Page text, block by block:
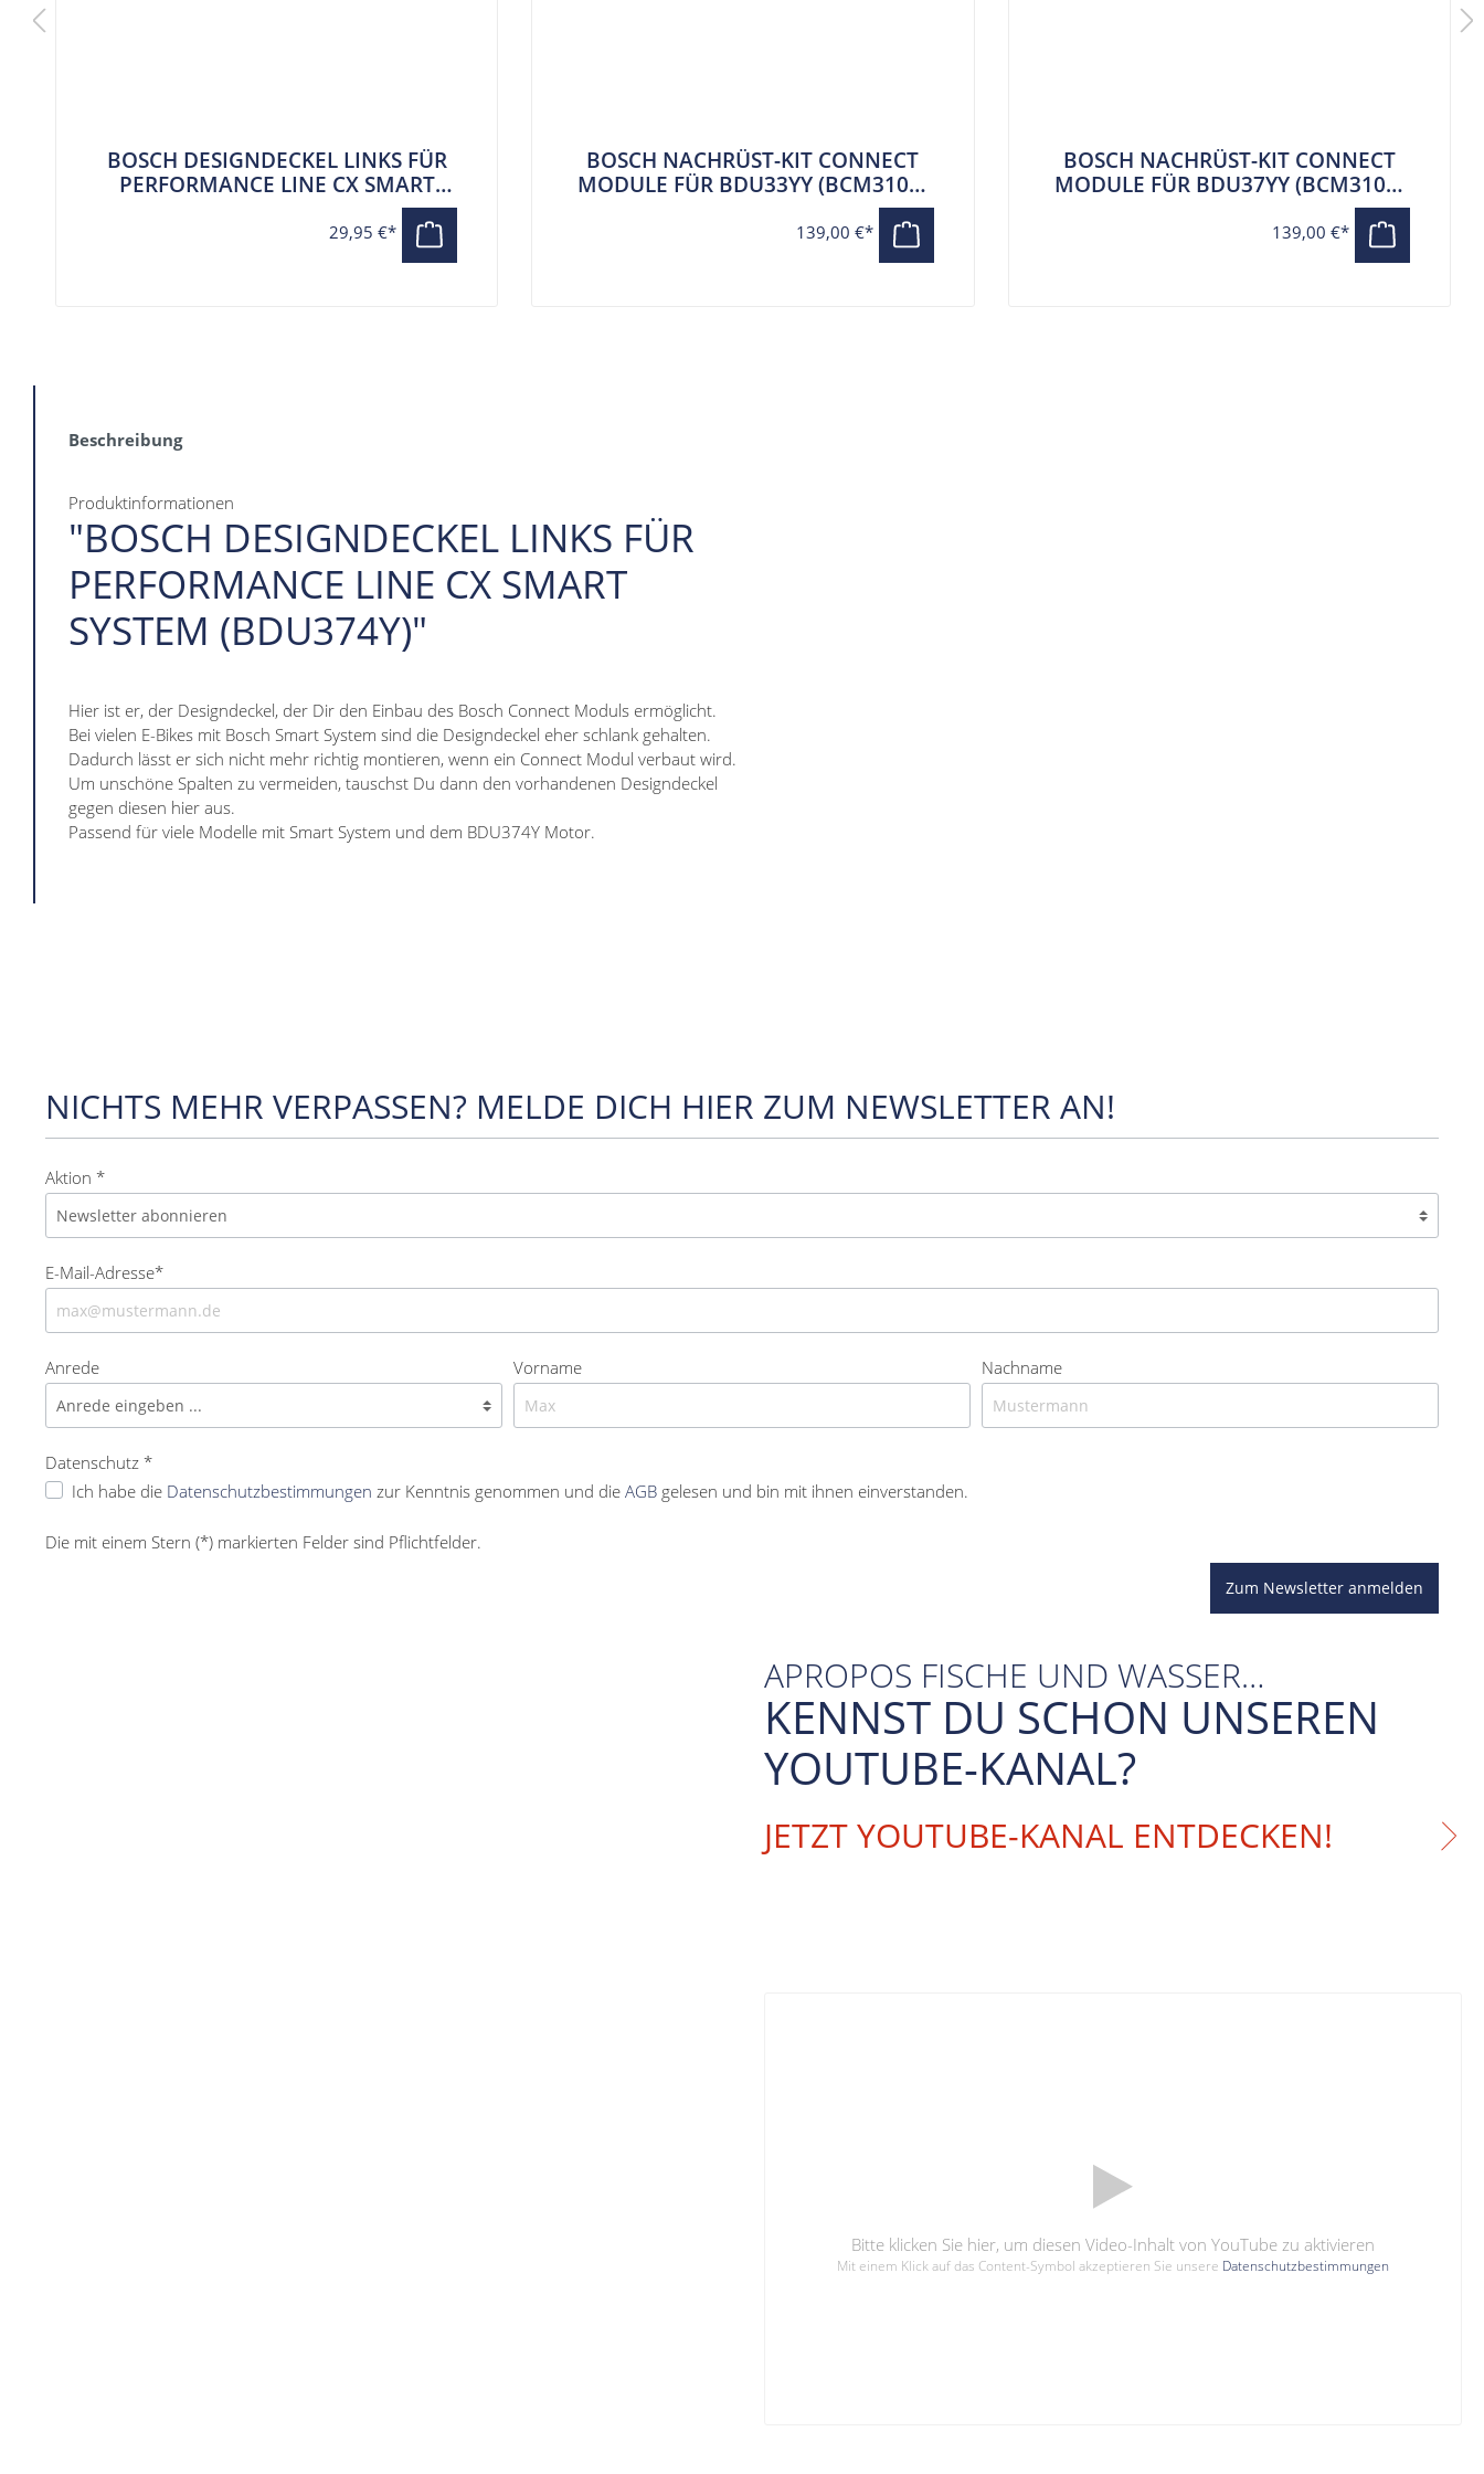
Beschreibung
Produktinformationen
"BOSCH DESIGNDECKEL LINKS FÜR
PERFORMANCE LINE CX SMART
SYSTEM (BDU374Y)"
Hier ist er, der Designdeckel, der Dir den Einbau des Bosch Connect Moduls ermöglicht.
Bei vielen E-Bikes mit Bosch Smart System sind die Designdeckel eher schlank gehalten.
Dadurch lässt er sich nicht mehr richtig montieren, wenn ein Connect Modul verbaut wird.
Um unschöne Spalten zu vermeiden, tauschst Du dann den vorhandenen Designdeckel
gegen diesen hier aus.
Passend für viele Modelle mit Smart System und dem BDU374Y Motor.
BOSCH DESIGNDECKEL LINKS FÜR
PERFORMANCE LINE CX SMART
29,95 €*
BOSCH NACHRÜST-KIT CONNECT
MODULE FÜR BDU33YY (BCM3100)
139,00 €*
BOSCH NACHRÜST-KIT CONNECT
MODULE FÜR BDU37YY (BCM3100)
139,00 €*
NICHTS MEHR VERPASSEN? MELDE DICH HIER ZUM NEWSLETTER AN!
Aktion *
E-Mail-Adresse*
Anrede Vorname Nachname
Datenschutz *
Ich habe die Datenschutzbestimmungen zur Kenntnis genommen und die AGB gelesen und bin mit ihnen einverstanden.
Die mit einem Stern (*) markierten Felder sind Pflichtfelder.
Zum Newsletter anmelden
APROPOS FISCHE UND WASSER…
KENNST DU SCHON UNSEREN
YOUTUBE-KANAL?
JETZT YOUTUBE-KANAL ENTDECKEN!
Bitte klicken Sie hier, um diesen Video-Inhalt von YouTube zu aktivieren
Mit einem Klick auf das Content-Symbol akzeptieren Sie unsere Datenschutzbestimmungen